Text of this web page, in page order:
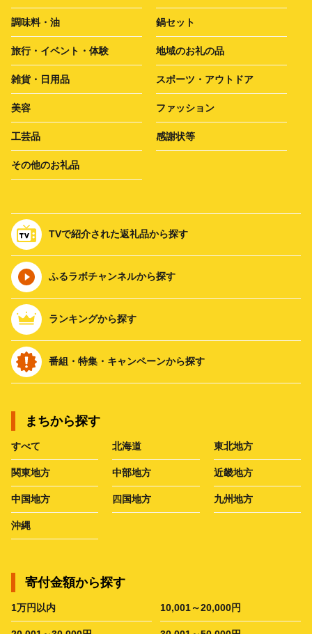
調味料・油 鍋セット
旅行・イベント・体験 地域のお礼の品
雑貨・日用品 スポーツ・アウトドア
美容 ファッション
工芸品 感謝状等
その他のお礼品
TVで紹介された返礼品から探す
ふるラボチャンネルから探す
ランキングから探す
番組・特集・キャンペーンから探す
まちから探す
すべて 北海道 東北地方
関東地方 中部地方 近畿地方
中国地方 四国地方 九州地方
沖縄
寄付金額から探す
1万円以内 10,001～20,000円